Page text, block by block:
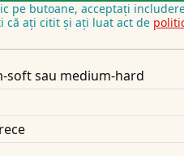
pe butoane, acceptați
că ați citit și ați luat act de
soft sau medium-hard